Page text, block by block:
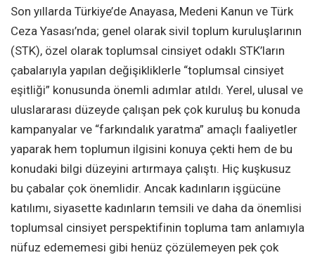
Son yıllarda Türkiye’de Anayasa, Medeni Kanun ve Türk
Ceza Yasası’nda; genel olarak sivil toplum kuruluşlarının
(STK), özel olarak toplumsal cinsiyet odaklı STK’ların
çabalarıyla yapılan değişikliklerle “toplumsal cinsiyet
eşitliği” konusunda önemli adımlar atıldı. Yerel, ulusal ve
uluslararası düzeyde çalışan pek çok kuruluş bu konuda
kampanyalar ve “farkındalık yaratma” amaçlı faaliyetler
yaparak hem toplumun ilgisini konuya çekti hem de bu
konudaki bilgi düzeyini artırmaya çalıştı. Hiç kuşkusuz
bu çabalar çok önemlidir. Ancak kadınların işgücüne
katılımı, siyasette kadınların temsili ve daha da önemlisi
toplumsal cinsiyet perspektifinin topluma tam anlamıyla
nüfuz edememesi gibi henüz çözülemeyen pek çok